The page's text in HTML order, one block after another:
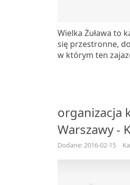
Wielka Żuława to
się przestronne,
w którym ten
organizacja
Warszawy -
Dodane: 2016-02-15